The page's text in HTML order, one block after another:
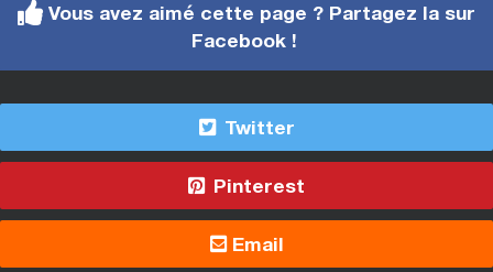
Vous avez aimé cette page ? Partagez la sur
Facebook !
Twitter
Pinterest
Email